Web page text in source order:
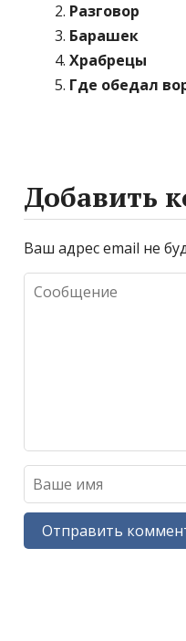
Разговор
Барашек
Храбрецы
Где обедал
Добавить
Ваш адрес email не